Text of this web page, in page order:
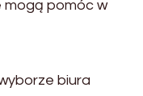
mogą pomóc w
biura